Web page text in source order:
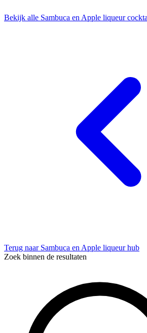
Bekijk alle Sambuca en Apple liqueur
Terug naar Sambuca en Apple liqueur hub
Zoek binnen de resultaten